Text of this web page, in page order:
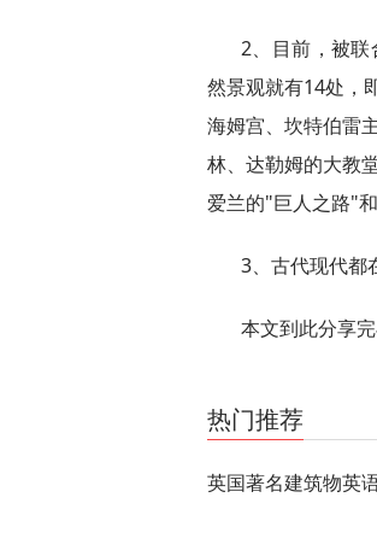
2、目前，被
然景观就有14处，
海姆宫、坎特伯雷
林、达勒姆的大教
爱兰的"巨人之路"
3、古代现代都
本文到此分享
热门推荐
英国著名建筑物英